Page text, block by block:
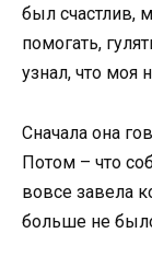
был счастлив,
помогать,
узнал, что моя
Сначала она
Потом – что
вовсе завела
больше не